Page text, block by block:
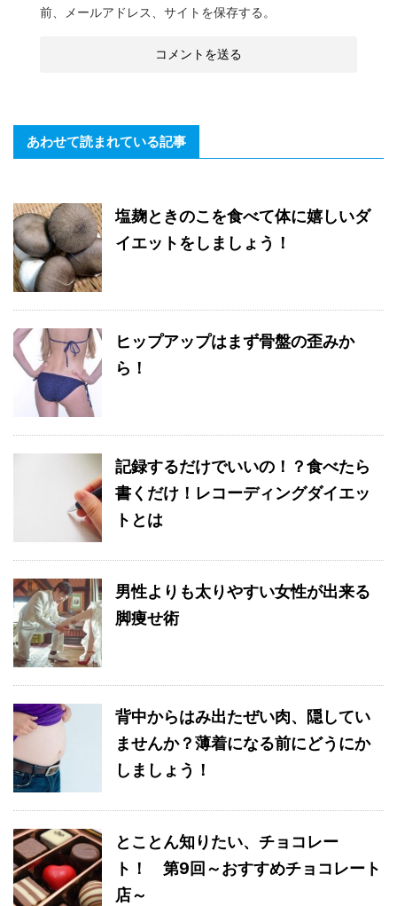
前、メールアドレス、サイトを保存する。
あわせて読まれている記事
塩麹ときのこを食べて体に嬉しいダ
イエットをしましょう！
ヒップアップはまず骨盤の歪みか
ら！
記録するだけでいいの！？食べたら
書くだけ！レコーディングダイエッ
トとは
男性よりも太りやすい女性が出来る
脚痩せ術
背中からはみ出たぜい肉、隠してい
ませんか？薄着になる前にどうにか
しましょう！
とことん知りたい、チョコレー
ト！ 第9回～おすすめチョコレート
店～